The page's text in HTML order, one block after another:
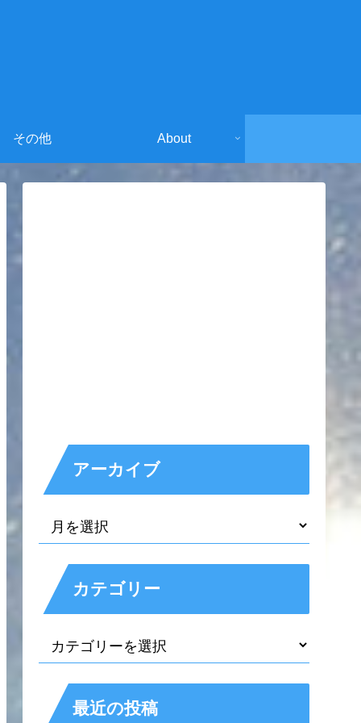
その他 About
アーカイブ
カテゴリー
最近の投稿